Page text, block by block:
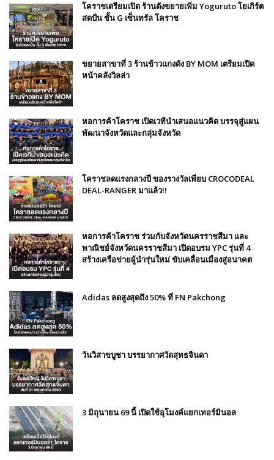
โคราชเตรียมเปิด ร้านดังขยายเพิ่ม Yoguruto โยเกิร์ต
สดปั่น ชั้น G เซ็นทรัล โคราช
ขยายสาขาที่ 3 ร้านข้าวแกงดัง BY MOM เตรียมเปิด
หน้าคลังวิลล่า
หอการค้าโคราช เปิดเวทีนำเสนอแนวคิด บรรจุสู่แผน
พัฒนาจังหวัดและกลุ่มจังหวัด
โคราชลดแรงกลางปี ของรางวัลเพียบ CROCODEAL
DEAL-RANGER มาแล้ว!!
หอการค้าโคราช ร่วมกับจังหวัดนครราชสีมา และ
พาณิชย์จังหวัดนครราชสีมา เปิดอบรม YPC รุ่นที่ 4
สร้างเครือข่ายผู้นำรุ่นใหม่ ขับเคลื่อนเมืองสู่อนาคต
Adidas ลดสูงสุดถึง 50% ที่ FN Pakchong
วันวิสาขบูชา บรรยากาศวัดสุทธจินดา
3 มิถุนายน 69 นี้ เปิดใช้อุโมงค์แยกเทอร์มินอล